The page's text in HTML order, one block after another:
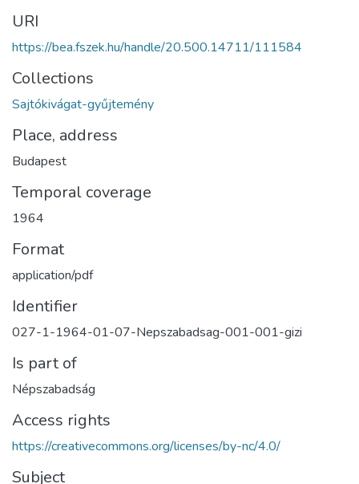
URI
https://bea.fszek.hu/handle/20.500.14711/111584
Collections
Sajtókivágat-gyűjtemény
Place, address
Budapest
Temporal coverage
1964
Format
application/pdf
Identifier
027-1-1964-01-07-Nepszabadsag-001-001-gizi
Is part of
Népszabadság
Access rights
https://creativecommons.org/licenses/by-nc/4.0/
Subject